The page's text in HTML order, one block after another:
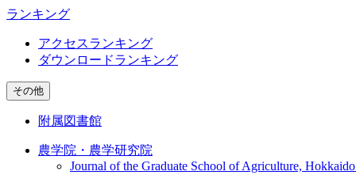
ランキング
アクセスランキング
ダウンロードランキング
その他
附属図書館
農学院・農学研究院
Journal of the Graduate School of Agriculture,